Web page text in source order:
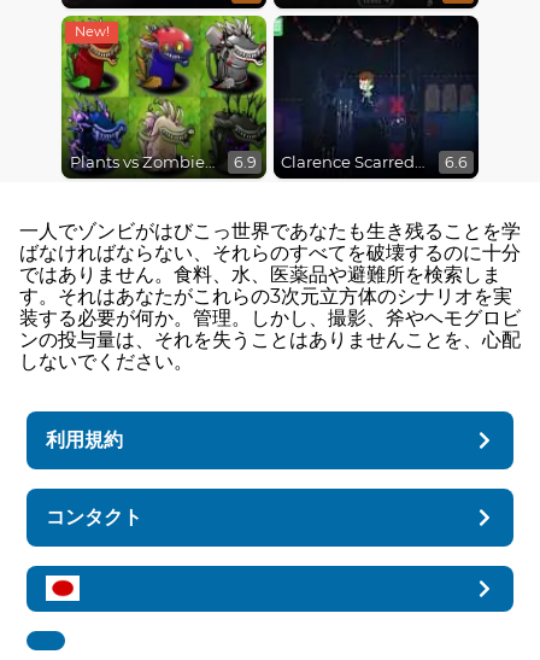
Plants vs Zombies Fusion Mode 6.9 Clarence Scarred Silly 6.6
一人でゾンビがはびこっ世界であなたも生き残ることを学
ばなければならない、それらのすべてを破壊するのに十分
ではありません。食料、水、医薬品や避難所を検索しま
す。それはあなたがこれらの3次元立方体のシナリオを実
装する必要が何か。管理。しかし、撮影、斧やヘモグロビ
ンの投与量は、それを失うことはありませんことを、心配
しないでください。
利用規約
コンタクト